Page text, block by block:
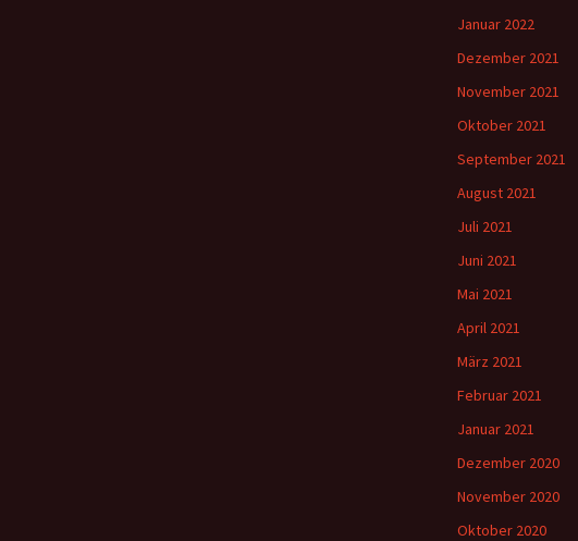
Januar 2022
Dezember 2021
November 2021
Oktober 2021
September 2021
August 2021
Juli 2021
Juni 2021
Mai 2021
April 2021
März 2021
Februar 2021
Januar 2021
Dezember 2020
November 2020
Oktober 2020